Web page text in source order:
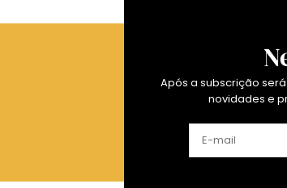
Após a subscrição
novidades e